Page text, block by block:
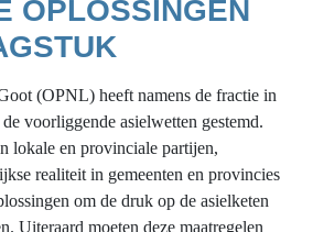
OPLOSSINGEN
(OPNL) heeft namens de fractie in
voorliggende asielwetten gestemd.
lokale en provinciale partijen,
realiteit in gemeenten en provincies
om de druk op de asielketen
Uiteraard moeten deze maatregelen